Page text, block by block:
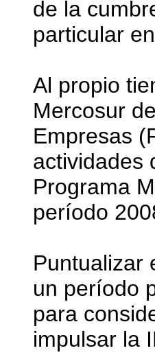
de la
particular
Al propio
Mercosur
Empresas
actividades
Programa
período
Puntualizar
un período
para
impulsar la